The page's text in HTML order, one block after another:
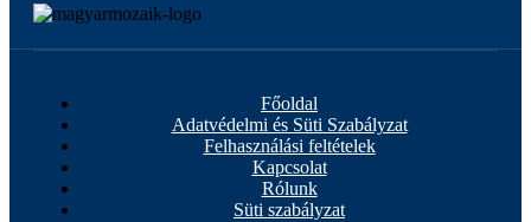
Főoldal
Adatvédelmi és Süti Szabályzat
Felhasználási feltételek
Kapcsolat
Rólunk
Süti szabályzat